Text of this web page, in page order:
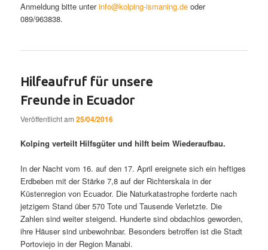
Anmeldung bitte unterinfo@kolping-ismaning.deoder
089/963838.
Hilfeaufruf für unsere
Freunde in Ecuador
Veröffentlicht am25/04/2016
Kolping verteilt Hilfsgüter und hilft beim Wiederaufbau.
In der Nacht vom 16. auf den 17. April ereignete sich ein heftiges
Erdbeben mit der Stärke 7,8 auf der Richterskala in der
Küstenregion von Ecuador. Die Naturkatastrophe forderte nach
jetzigem Stand über 570 Tote und Tausende Verletzte. Die
Zahlen sind weiter steigend. Hunderte sind obdachlos geworden,
ihre Häuser sind unbewohnbar. Besonders betroffen ist die Stadt
Portoviejo in der Region Manabi.